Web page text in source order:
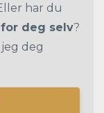
har du
deg selv?
deg